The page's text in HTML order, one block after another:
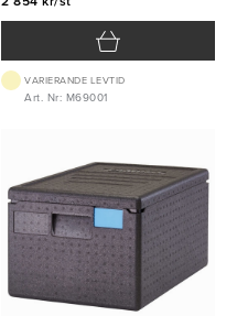
VARIERANDE LEVTID
Art. Nr: M69001